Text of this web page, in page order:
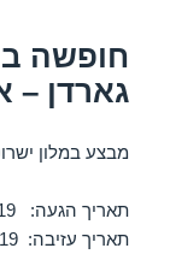
חופשה
גארדן – אילת
מבצע במלון
תאריך הגעה: 19/01/19
תאריך עזיבה: 21/01/19